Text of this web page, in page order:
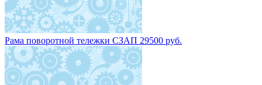
Рама поворотной тележки СЗАП 29500 руб.